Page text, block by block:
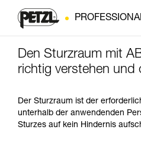
Den Sturzraum mit
richtig verstehen und
Der Sturzraum ist der
unterhalb der anwendenden
Sturzes auf kein Hindernis